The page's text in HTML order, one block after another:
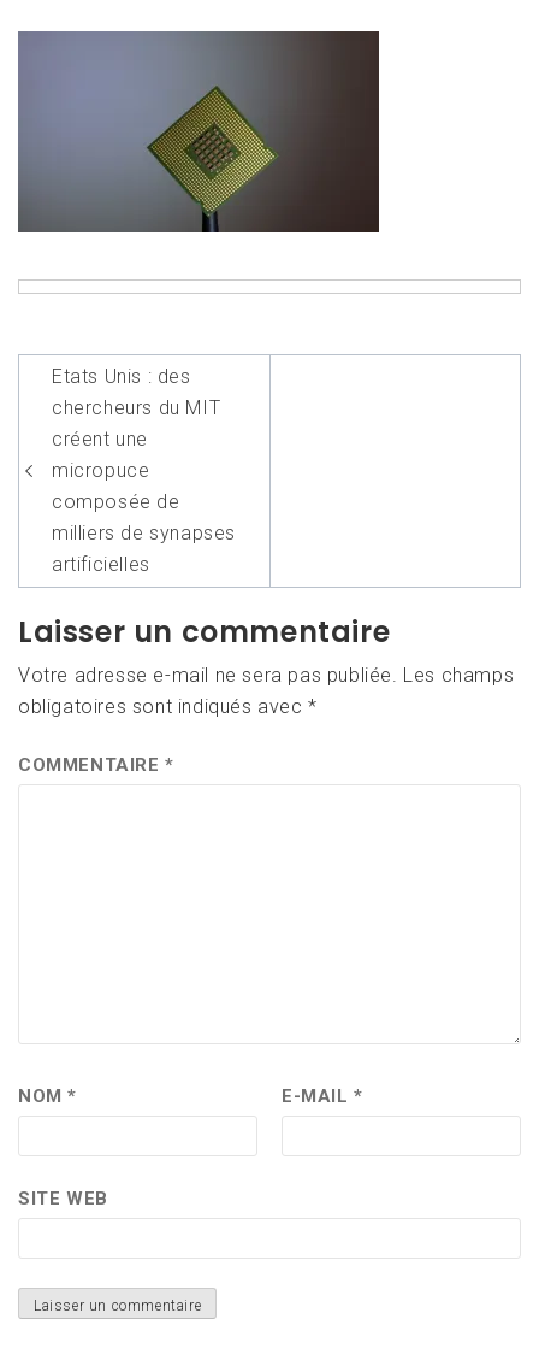
Navigation
de
l’article
Etats Unis : des
chercheurs du MIT
créent une
micropuce
composée de
milliers de synapses
artificielles
Laisser un commentaire
Votre adresse e-mail ne sera pas publiée. Les champs
obligatoires sont indiqués avec*
COMMENTAIRE*
NOM* E-MAIL*
SITE WEB